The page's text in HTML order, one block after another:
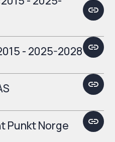
- 2025-2028
Punkt Norge